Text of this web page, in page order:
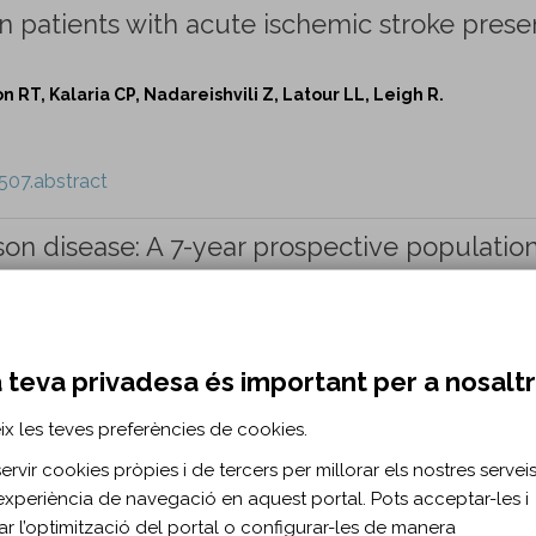
patients with acute ischemic stroke
RT, Kalaria CP, Nadareishvili Z, Latour LL, Leigh R.
disease: A 7-year prospective
Alves G.
Classification based on deep
teva privadesa és important per a
les teves preferències de cookies.
cookies pròpies i de tercers per millorar els nostres
de navegació en aquest portal. Pots acceptar-les i
l’optimització del portal o configurar-les de manera